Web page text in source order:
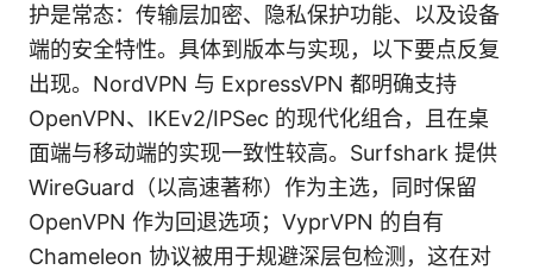
护是常态：传输层加密、隐私保护功能、以及设备
端的安全特性。具体到版本与实现，以下要点反复
出现。NordVPN 与 ExpressVPN 都明确支持
OpenVPN、IKEv2/IPSec 的现代化组合，且在桌
面端与移动端的实现一致性较高。Surfshark 提供
WireGuard（以高速著称）作为主选，同时保留
OpenVPN 作为回退选项；VyprVPN 的自有
Chameleon 协议被用于规避深层包检测，这在对